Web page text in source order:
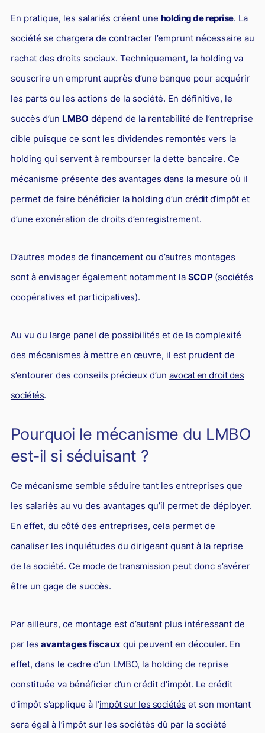
En pratique, les salariés créent une holding de reprise. La
société se chargera de contracter l’emprunt nécessaire au
rachat des droits sociaux. Techniquement, la holding va
souscrire un emprunt auprès d’une banque pour acquérir
les parts ou les actions de la société. En définitive, le
succès d’un LMBO dépend de la rentabilité de l’entreprise
cible puisque ce sont les dividendes remontés vers la
holding qui servent à rembourser la dette bancaire. Ce
mécanisme présente des avantages dans la mesure où il
permet de faire bénéficier la holding d’un crédit d’impôtet
d’une exonération de droits d’enregistrement.
D’autres modes de financement ou d’autres montages
sont à envisager également notamment la SCOP(sociétés
coopératives et participatives).
Au vu du large panel de possibilités et de la complexité
des mécanismes à mettre en œuvre, il est prudent de
s’entourer des conseils précieux d’un avocat en droit des
sociétés.
Pourquoi le mécanisme du LMBO
est-il si séduisant ?
Ce mécanisme semble séduire tant les entreprises que
les salariés au vu des avantages qu’il permet de déployer.
En effet, du côté des entreprises, cela permet de
canaliser les inquiétudes du dirigeant quant à la reprise
de la société. Ce mode de transmission peut donc s’avérer
être un gage de succès.
Par ailleurs, ce montage est d’autant plus intéressant de
par les avantages fiscaux qui peuvent en découler. En
effet, dans le cadre d’un LMBO, la holding de reprise
constituée va bénéficier d’un crédit d’impôt. Le crédit
d’impôt s’applique à l’impôt sur les sociétés et son montant
sera égal à l’impôt sur les sociétés dû par la société